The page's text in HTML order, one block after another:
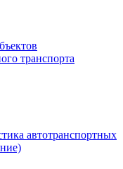
транспорта
автотранспортных